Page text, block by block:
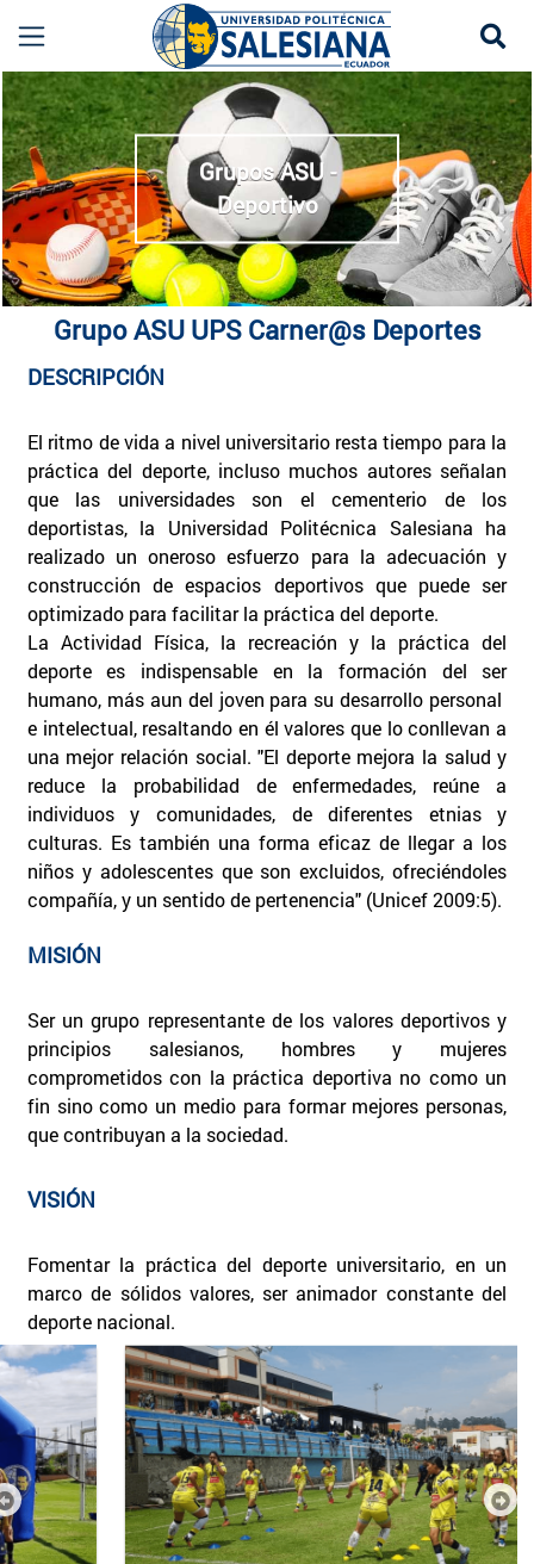
Carneros UPS | Grupo ASU Deportivo de
more
Grupos ASU -
Deportivo
Grupo ASU UPS Carner@s Deportes
DESCRIPCIÓN
El ritmo de vida a nivel universitario resta tiempo para la
práctica del deporte, incluso muchos autores señalan
que las universidades son el cementerio de los
deportistas, la Universidad Politécnica Salesiana ha
realizado un oneroso esfuerzo para la adecuación y
construcción de espacios deportivos que puede ser
optimizado para facilitar la práctica del deporte.
La Actividad Física, la recreación y la práctica del
deporte es indispensable en la formación del ser
humano, más aun del joven para su desarrollo personal
e intelectual, resaltando en él valores que lo conllevan a
una mejor relación social. "El deporte mejora la salud y
reduce la probabilidad de enfermedades, reúne a
individuos y comunidades, de diferentes etnias y
culturas. Es también una forma eficaz de llegar a los
niños y adolescentes que son excluidos, ofreciéndoles
compañía, y un sentido de pertenencia" (Unicef 2009:5).
MISIÓN
Ser un grupo representante de los valores deportivos y
principios salesianos, hombres y mujeres
comprometidos con la práctica deportiva no como un
fin sino como un medio para formar mejores personas,
que contribuyan a la sociedad.
VISIÓN
Fomentar la práctica del deporte universitario, en un
marco de sólidos valores, ser animador constante del
deporte nacional.